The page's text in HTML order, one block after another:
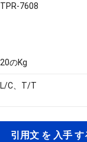
TPR-7608
20のKg
L/C、T/T
引用文 を 入手 す